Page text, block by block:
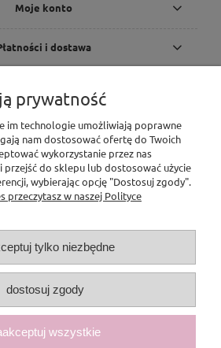
Moje konto
i dostawa
O nas
Pomoc
prywatność
im technologie umożliwiają poprawne
nam dostosować ofertę do Twoich
wykorzystanie przez nas
przejść do sklepu lub dostosować użycie
wybierając opcję "Dostosuj zgody".
przeczytasz w naszej Polityce
tylko niezbędne
dostosuj zgody
wszystkie